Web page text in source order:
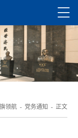
领航- 党务通知 - 正文